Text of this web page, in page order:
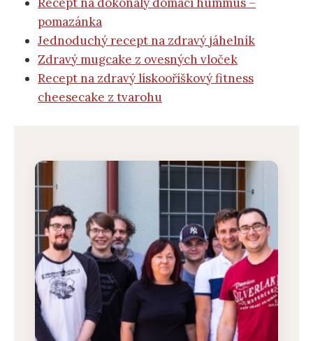
pomazánka
Jednoduchý recept na zdravý jáhelník
Zdravý mugcake z ovesných vloček
Recept na zdravý lískooříškový fitness
cheesecake z tvarohu